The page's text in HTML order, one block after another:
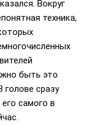
Вокруг
техника,
быть это
сразу
самого в